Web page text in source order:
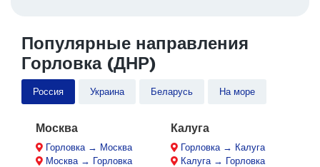
Популярные направления
Горловка (ДНР)
Россия Украина Беларусь На море
Москва
Горловка → Москва
Москва → Горловка
Калуга
Горловка → Калуга
Калуга → Горловка